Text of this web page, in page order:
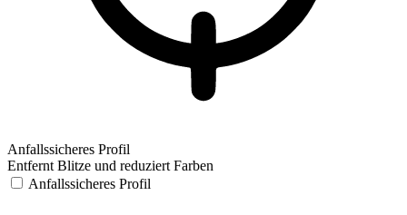
Anfallssicheres Profil
Entfernt Blitze und reduziert Farben
Anfallssicheres Profil